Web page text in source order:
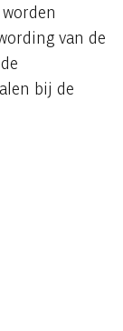
van de
bij de